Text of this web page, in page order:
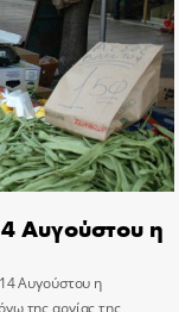
Αυγούστου η
Αυγούστου η